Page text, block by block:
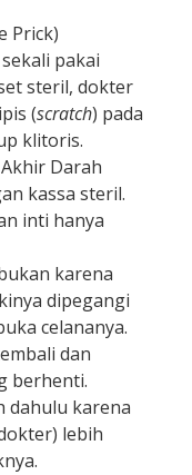
Prick)
pakai
steril, dokter
(scratch) pada
klitoris.
Darah
kassa steril.
inti hanya
karena
dipegangi
celananya.
dan
berhenti.
dahulu karena
lebih